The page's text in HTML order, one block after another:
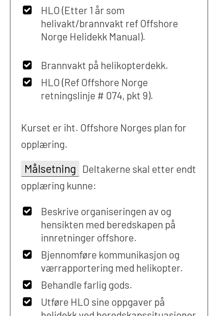
HLO (Etter 1 år som
helivakt/brannvakt ref Offshore
Norge Helidekk Manual).
Brannvakt på helikopterdekk.
HLO (Ref Offshore Norge
retningslinje # 074, pkt 9).
Kurset er iht. Offshore Norges plan for
opplæring.
Målsetning
Deltakerne skal etter endt
opplæring kunne:
Beskrive organiseringen av og
hensikten med beredskapen på
innretninger offshore.
Bjennomføre kommunikasjon og
værrapportering med helikopter.
Behandle farlig gods.
Utføre HLO sine oppgaver på